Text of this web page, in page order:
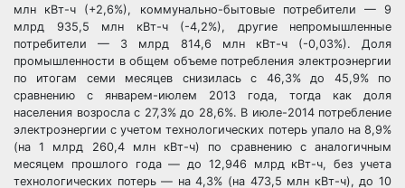
млн кВт-ч (+2,6%), коммунально-бытовые потребители — 9
млрд 935,5 млн кВт-ч (-4,2%), другие непромышленные
потребители — 3 млрд 814,6 млн кВт-ч (-0,03%). Доля
промышленности в общем объеме потребления электроэнергии
по итогам семи месяцев снизилась с 46,3% до 45,9% по
сравнению с январем-июлем 2013 года, тогда как доля
населения возросла с 27,3% до 28,6%. В июле-2014 потребление
электроэнергии с учетом технологических потерь упало на 8,9%
(на 1 млрд 260,4 млн кВт-ч) по сравнению с аналогичным
месяцем прошлого года — до 12,946 млрд кВт-ч, без учета
технологических потерь — на 4,3% (на 473,5 млн кВт-ч), до 10